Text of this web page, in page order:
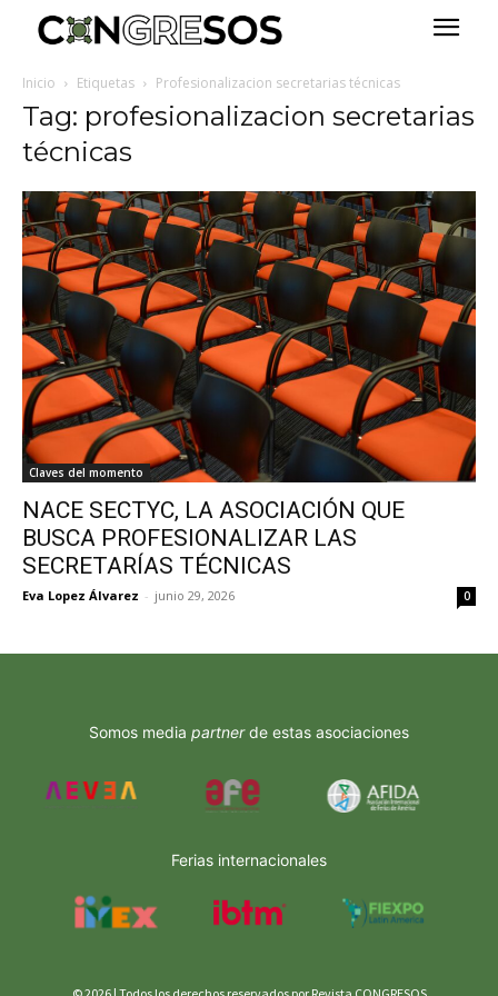
Inicio Etiquetas Profesionalizacion secretarias técnicas
Tag: profesionalizacion secretarias
técnicas
Claves del momento
NACE SECTYC, LA ASOCIACIÓN QUE
BUSCA PROFESIONALIZAR LAS
SECRETARÍAS TÉCNICAS
Eva Lopez Álvarez - junio 29, 2026 0
Somos media partnerde estas asociaciones
Ferias internacionales